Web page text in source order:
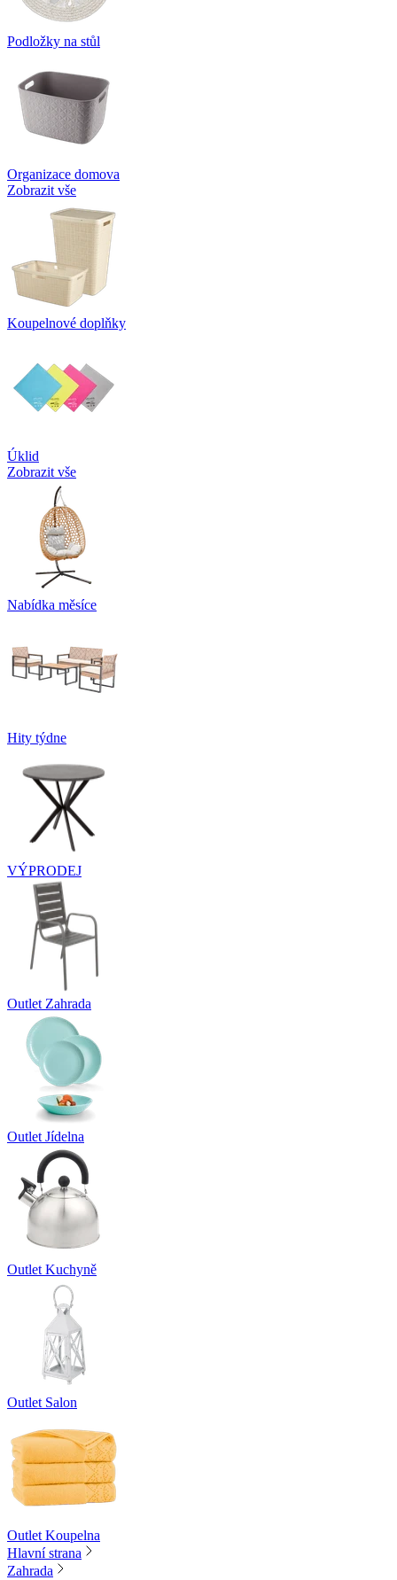
Podložky na stůl
Organizace domova
Zobrazit vše
Koupelnové doplňky
Úklid
Zobrazit vše
Nabídka měsíce
Hity týdne
VÝPRODEJ
Outlet Zahrada
Outlet Jídelna
Outlet Kuchyně
Outlet Salon
Outlet Koupelna
Hlavní strana
Zahrada